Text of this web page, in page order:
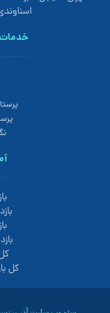
اسناوندی،
خدمات
پرستار
کل